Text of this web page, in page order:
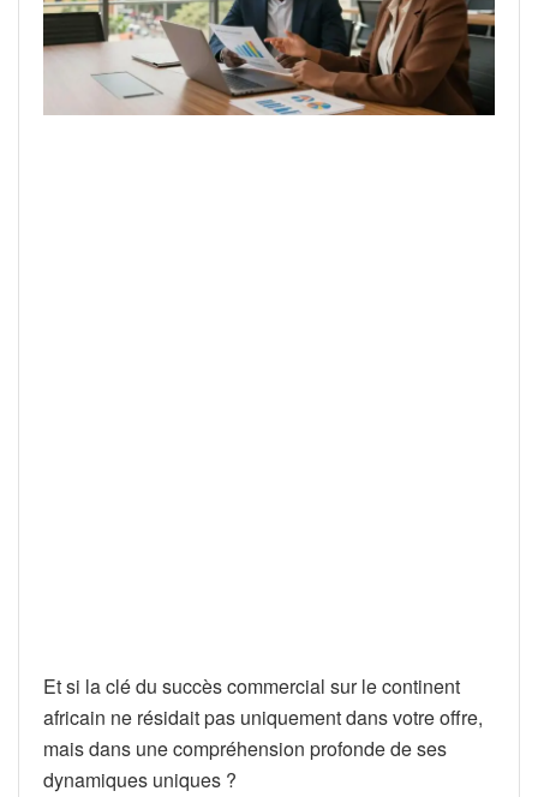
Et si la clé du succès commercial sur le continent
africain ne résidait pas uniquement dans votre offre,
mais dans une compréhension profonde de ses
dynamiques uniques ?